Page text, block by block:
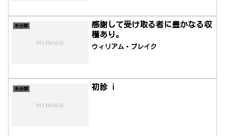
法」という思考法のほか、数々の名言を
残していることでも知られています。
未分類
感謝して受け取る者に豊かなる収
穫あり。
ウィリアム・ブレイク
未分類 初診 i